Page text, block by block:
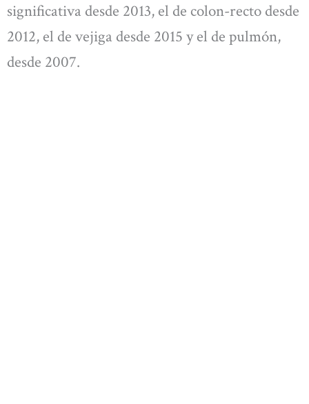
significativa desde 2013, el de colon-recto desde
2012, el de vejiga desde 2015 y el de pulmón,
desde 2007.